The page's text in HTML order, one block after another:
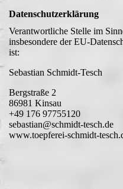
Datenschutzerklärung
Verantwortliche Stelle im
insbesondere der EU-
ist:
Sebastian Schmidt-Tesch
Bergstraße 2
86981 Kinsau
+49 176 97755120
sebastian@schmidt-tesch.de
www.toepferei-schmidt-